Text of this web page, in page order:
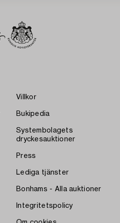
Villkor
Bukipedia
Systembolagets
dryckesauktioner
Press
Lediga tjänster
Bonhams - Alla auktioner
Integritetspolicy